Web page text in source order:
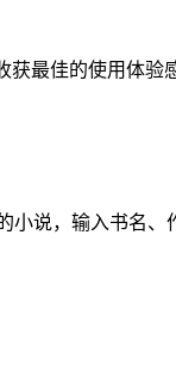
最佳的使用体验
说，输入书名、